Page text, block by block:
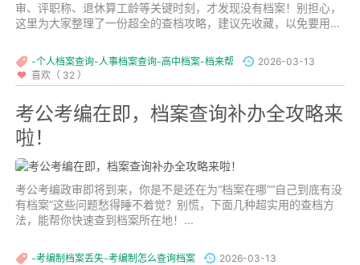
审、评职称、退休算工龄等关键时刻，才发现没有档案！别担心，
这里为大家整理了一份超全的查档攻略，建议先收藏，以免要用时
-个人档案查询-人事档案查询-高中档案-档来帮
2026-03-13
喜欢（ 32 ）
考公考编在即，档案查询补办全攻略来
啦！
考公考编政审即将到来，你是不是还在为“档案在哪”“自己到底有没
有档案”这些问题愁得睡不着觉？别慌，下面几种超实用的查档方
法，能帮你快速查到档案所在地！...
-考编制档案丢失-考编制怎么查询档案
2026-03-13